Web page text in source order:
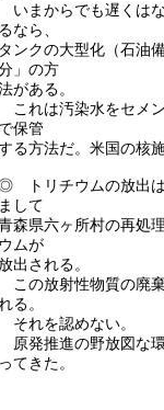
いまからでも遅くは
るなら、
タンクの大型化（石油
」の方
がある。
これは汚染水をセメ
で保管
る方法だ。米国の核
トリチウムの放出は
まして
森県六ヶ所村の再処
ウムが
出される。
この放射性物質の廃
る。
それを認めない。
原発推進の野放図な
ってきた。